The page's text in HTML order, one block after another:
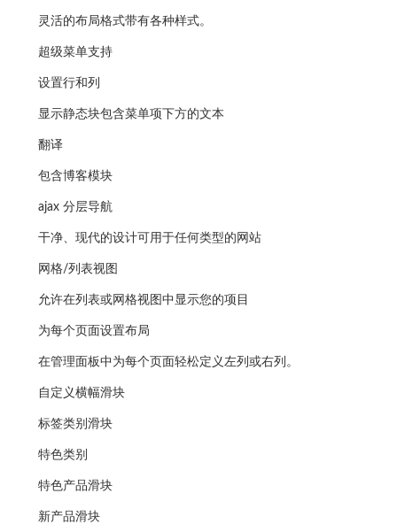
灵活的布局格式带有各种样式。
超级菜单支持
设置行和列
显示静态块包含菜单项下方的文本
翻译
包含博客模块
ajax 分层导航
干净、现代的设计可用于任何类型的网站
网格/列表视图
允许在列表或网格视图中显示您的项目
为每个页面设置布局
在管理面板中为每个页面轻松定义左列或右列。
自定义横幅滑块
标签类别滑块
特色类别
特色产品滑块
新产品滑块